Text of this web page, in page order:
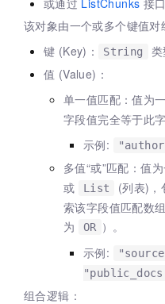
该对象由一个或多个键值对
键 (Key)：
String
类
值 (Value)：
单一值匹配：值为
字段值完全等于此
示例:
多值“或”匹配：值
或
List (列表)，
索该字段值匹配数
为
OR ）。
示例:
组合逻辑：